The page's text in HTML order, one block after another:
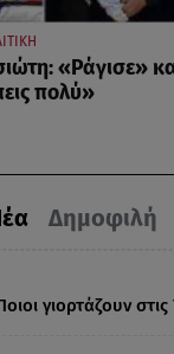
Δημοφιλή
γιορτάζουν
«Ράγισε»
πολύ»